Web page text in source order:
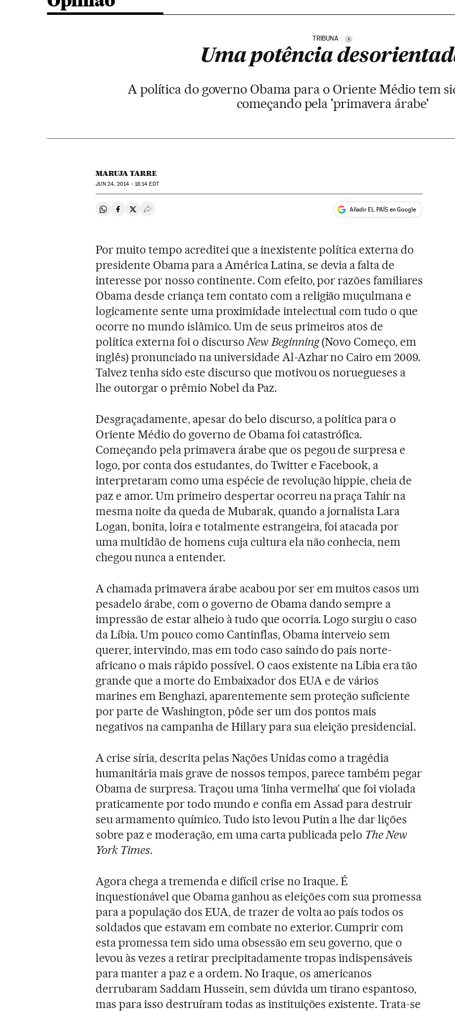
TRIBUNA i
Uma potência
A política do governo Obama para o Oriente Médio tem
começando pela 'primavera árabe'
MARUJA TARRE
JUN24, 2014 - 18:14 EDT
Compartir en Whatsapp
Compartir en Facebook
Compartir en Twitter
Desplegar Redes Sociales Añadir EL PAÍS en Google
Por muito tempo acreditei que a inexistente política externa do
presidente Obama para a América Latina, se devia a falta de
interesse por nosso continente. Com efeito, por razões familiares
Obama desde criança tem contato com a religião muçulmana e
logicamente sente uma proximidade intelectual com tudo o que
ocorre no mundo islâmico. Um de seus primeiros atos de
política externa foi o discursoNew Beginning(Novo Começo, em
inglês) pronunciado na universidade Al-Azhar no Cairo em 2009.
Talvez tenha sido este discurso que motivou os noruegueses a
lhe outorgar o prêmio Nobel da Paz.
Desgraçadamente, apesar do belo discurso, a política para o
Oriente Médio do governo de Obama foi catastrófica.
Começando pela primavera árabe que os pegou de surpresa e
logo, por conta dos estudantes, do Twitter e Facebook, a
interpretaram como uma espécie de revolução hippie, cheia de
paz e amor. Um primeiro despertar ocorreu na praça Tahir na
mesma noite da queda de Mubarak, quando a jornalista Lara
Logan, bonita, loira e totalmente estrangeira, foi atacada por
uma multidão de homens cuja cultura ela não conhecia, nem
chegou nunca a entender.
A chamada primavera árabe acabou por ser em muitos casos um
pesadelo árabe, com o governo de Obama dando sempre a
impressão de estar alheio à tudo que ocorria. Logo surgiu o caso
da Líbia. Um pouco como Cantinflas, Obama interveio sem
querer, intervindo, mas em todo caso saindo do país norte-
africano o mais rápido possível. O caos existente na Líbia era tão
grande que a morte do Embaixador dos EUA e de vários
marines em Benghazi, aparentemente sem proteção suficiente
por parte de Washington, pôde ser um dos pontos mais
negativos na campanha de Hillary para sua eleição presidencial.
A crise síria, descrita pelas Nações Unidas como a tragédia
humanitária mais grave de nossos tempos, parece também pegar
Obama de surpresa. Traçou uma ‘linha vermelha’ que foi violada
praticamente por todo mundo e confia em Assad para destruir
seu armamento químico. Tudo isto levou Putin a lhe dar lições
sobre paz e moderação, em uma carta publicada pelo The New
York Times.
Agora chega a tremenda e difícil crise no Iraque. É
inquestionável que Obama ganhou as eleições com sua promessa
para a população dos EUA, de trazer de volta ao país todos os
soldados que estavam em combate no exterior. Cumprir com
esta promessa tem sido uma obsessão em seu governo, que o
levou às vezes a retirar precipitadamente tropas indispensáveis
para manter a paz e a ordem. No Iraque, os americanos
derrubaram Saddam Hussein, sem dúvida um tirano espantoso,
mas para isso destruíram todas as instituições existente. Trata-se